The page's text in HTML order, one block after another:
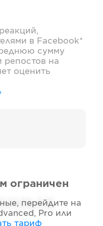
в Facebook*
сумму
репостов на
оценить
ограничен
перейдите на
Pro или
тариф